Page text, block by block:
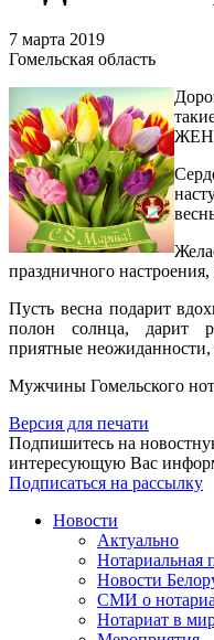
7 марта 2019
Гомельская область
праздничного
Пусть весна подарит
полон солнца, дарит
приятные
Мужчины Гомельского
Версия для печати
Подпишитесь на
интересующую Вас
Подписаться на рассылку
Новости
Актуально
Нотариальная
Новости
СМИ о
Нотариат в